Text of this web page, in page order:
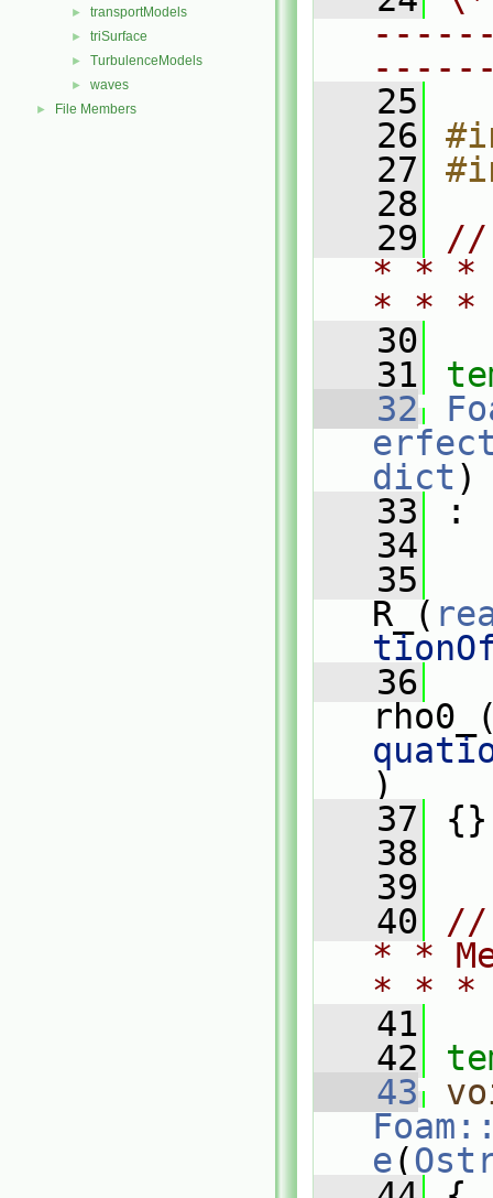
► transportModels
► triSurface
► TurbulenceModels
► waves
► File Members
   25
   26
   27
   28
   29
//
* * *
* *
   30
   31
   32
dict )
   33
:
   34
   35
R_(
   36
)
   37
{}
   38
   39
   40
//
* *
* *
   41
   42
   43
e(